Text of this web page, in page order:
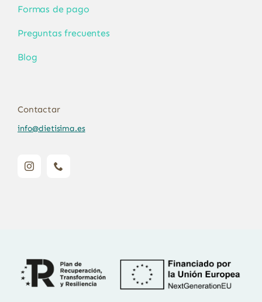
Formas de pago
Preguntas frecuentes
Blog
Contactar
info@dietisima.es